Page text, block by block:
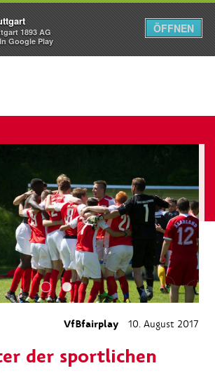
Menü
VfBfairplay 10. August 2017
der sportlichen
1893 AG
Google Play
ÖFFNEN